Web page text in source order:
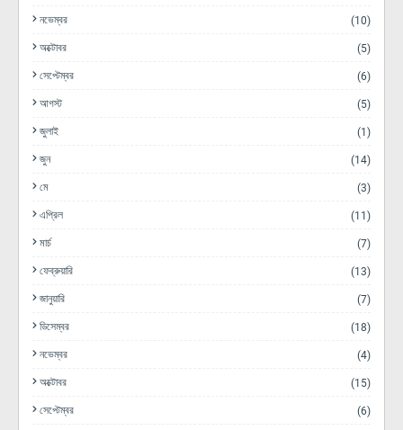
নভেম্বর (10)
অক্টোবর (5)
সেপ্টেম্বর (6)
আগস্ট (5)
জুলাই (1)
জুন (14)
মে (3)
এপ্রিল (11)
মার্চ (7)
ফেব্রুয়ারি (13)
জানুয়ারি (7)
ডিসেম্বর (18)
নভেম্বর (4)
অক্টোবর (15)
সেপ্টেম্বর (6)